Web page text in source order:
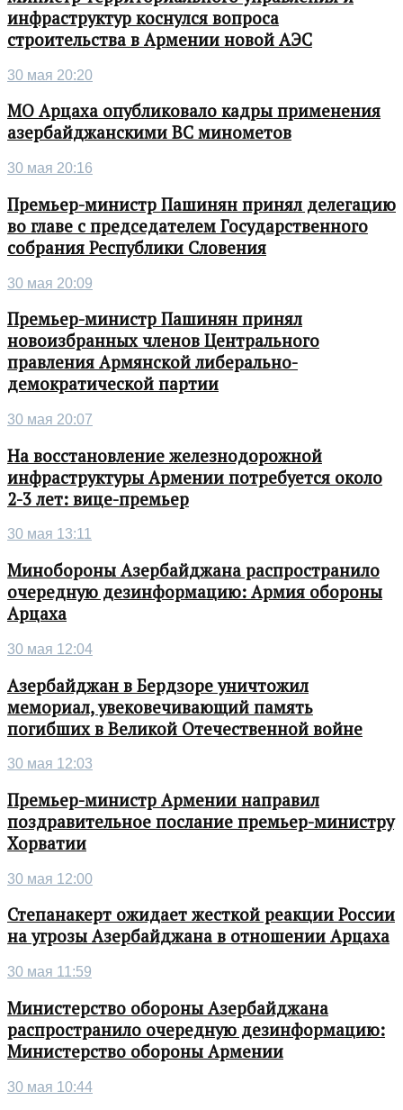
инфраструктур коснулся вопроса
строительства в Армении новой АЭС
30 мая 20:20
МО Арцаха опубликовало кадры применения
азербайджанскими ВС минометов
30 мая 20:16
Премьер-министр Пашинян принял делегацию
во главе с председателем Государственного
собрания Республики Словения
30 мая 20:09
Премьер-министр Пашинян принял
новоизбранных членов Центрального
правления Армянской либерально-
демократической партии
30 мая 20:07
На восстановление железнодорожной
инфраструктуры Армении потребуется около
2-3 лет: вице-премьер
30 мая 13:11
Минобороны Азербайджана распространило
очередную дезинформацию: Армия обороны
Арцаха
30 мая 12:04
Азербайджан в Бердзоре уничтожил
мемориал, увековечивающий память
погибших в Великой Отечественной войне
30 мая 12:03
Премьер-министр Армении направил
поздравительное послание премьер-министру
Хорватии
30 мая 12:00
Степанакерт ожидает жесткой реакции России
на угрозы Азербайджана в отношении Арцаха
30 мая 11:59
Министерство обороны Азербайджана
распространило очередную дезинформацию:
Министерство обороны Армении
30 мая 10:44